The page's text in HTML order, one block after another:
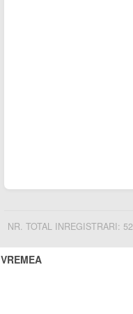
NR. TOTAL INREGISTRARI: 52
VREMEA